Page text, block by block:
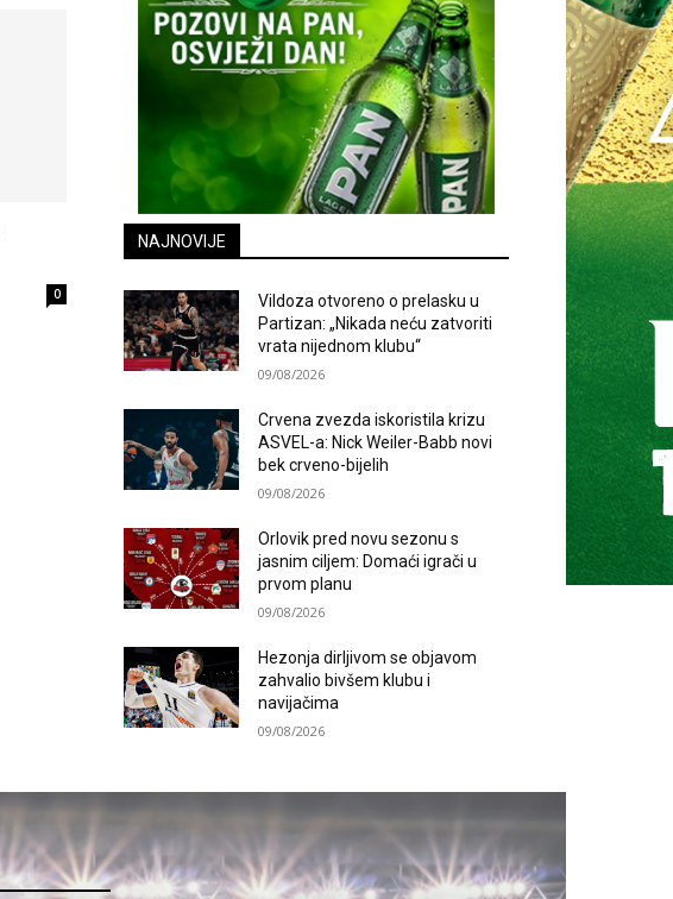
0
NAJNOVIJE
Vildoza otvoreno o prelasku u
Partizan: „Nikada neću zatvoriti
vrata nijednom klubu“
09/08/2026
Crvena zvezda iskoristila krizu
ASVEL-a: Nick Weiler-Babb novi
bek crveno-bijelih
09/08/2026
Orlovik pred novu sezonu s
jasnim ciljem: Domaći igrači u
prvom planu
09/08/2026
Hezonja dirljivom se objavom
zahvalio bivšem klubu i
navijačima
09/08/2026